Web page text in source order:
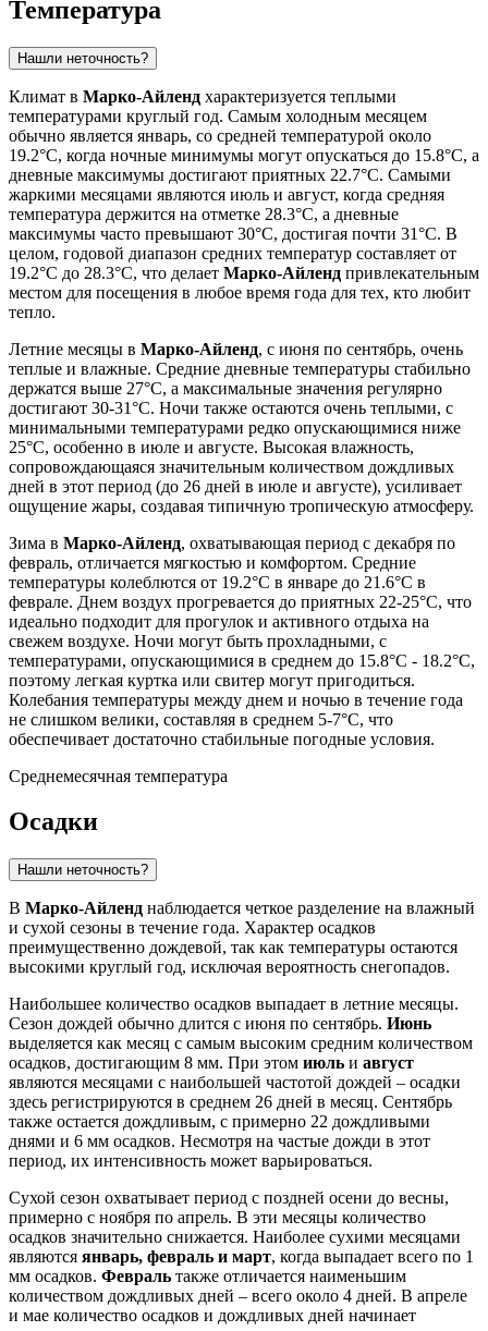
Температура
Нашли неточность?
Климат в Марко-Айленд характеризуется теплыми
температурами круглый год. Самым холодным месяцем
обычно является январь, со средней температурой около
19.2°C, когда ночные минимумы могут опускаться до 15.8°C, а
дневные максимумы достигают приятных 22.7°C. Самыми
жаркими месяцами являются июль и август, когда средняя
температура держится на отметке 28.3°C, а дневные
максимумы часто превышают 30°C, достигая почти 31°C. В
целом, годовой диапазон средних температур составляет от
19.2°C до 28.3°C, что делает Марко-Айленд привлекательным
местом для посещения в любое время года для тех, кто любит
тепло.
Летние месяцы в Марко-Айленд, с июня по сентябрь, очень
теплые и влажные. Средние дневные температуры стабильно
держатся выше 27°C, а максимальные значения регулярно
достигают 30-31°C. Ночи также остаются очень теплыми, с
минимальными температурами редко опускающимися ниже
25°C, особенно в июле и августе. Высокая влажность,
сопровождающаяся значительным количеством дождливых
дней в этот период (до 26 дней в июле и августе), усиливает
ощущение жары, создавая типичную тропическую атмосферу.
Зима в Марко-Айленд, охватывающая период с декабря по
февраль, отличается мягкостью и комфортом. Средние
температуры колеблются от 19.2°C в январе до 21.6°C в
феврале. Днем воздух прогревается до приятных 22-25°C, что
идеально подходит для прогулок и активного отдыха на
свежем воздухе. Ночи могут быть прохладными, с
температурами, опускающимися в среднем до 15.8°C - 18.2°C,
поэтому легкая куртка или свитер могут пригодиться.
Колебания температуры между днем и ночью в течение года
не слишком велики, составляя в среднем 5-7°C, что
обеспечивает достаточно стабильные погодные условия.
Среднемесячная температура
Осадки
Нашли неточность?
В Марко-Айленд наблюдается четкое разделение на влажный
и сухой сезоны в течение года. Характер осадков
преимущественно дождевой, так как температуры остаются
высокими круглый год, исключая вероятность снегопадов.
Наибольшее количество осадков выпадает в летние месяцы.
Сезон дождей обычно длится с июня по сентябрь. Июнь
выделяется как месяц с самым высоким средним количеством
осадков, достигающим 8 мм. При этом июль и август
являются месяцами с наибольшей частотой дождей – осадки
здесь регистрируются в среднем 26 дней в месяц. Сентябрь
также остается дождливым, с примерно 22 дождливыми
днями и 6 мм осадков. Несмотря на частые дожди в этот
период, их интенсивность может варьироваться.
Сухой сезон охватывает период с поздней осени до весны,
примерно с ноября по апрель. В эти месяцы количество
осадков значительно снижается. Наиболее сухими месяцами
являются январь, февраль и март, когда выпадает всего по 1
мм осадков. Февраль также отличается наименьшим
количеством дождливых дней – всего около 4 дней. В апреле
и мае количество осадков и дождливых дней начинает